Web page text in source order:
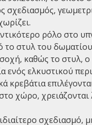
σχεδιασμός,
ρόλο στο
το στυλ του
καθώς το στυλ,
ενός ελκυστικού
κρεβάτια
χώρο, χρειάζονται
σχεδιασμό,